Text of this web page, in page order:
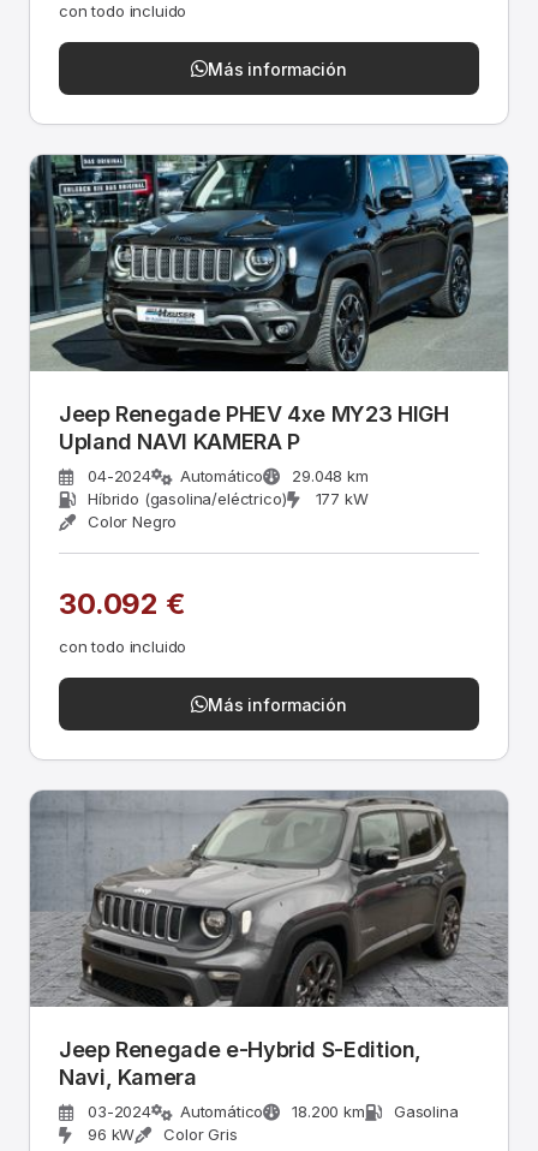
con todo incluido
Más información
Jeep Renegade PHEV 4xe MY23 HIGH
Upland NAVI KAMERA P
04-2024 Automático
29.048 km
Híbrido (gasolina/eléctrico)
177 kW
Color Negro
30.092 €
con todo incluido
Más información
Jeep Renegade e-Hybrid S-Edition,
Navi, Kamera
03-2024 Automático 18.200 km
Gasolina
96 kW
Color Gris